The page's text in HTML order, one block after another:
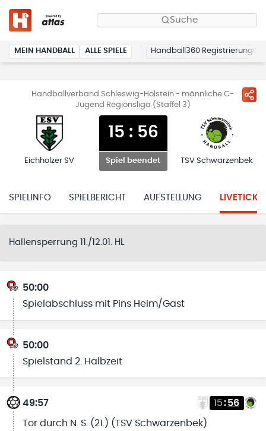
Suche
MEIN HANDBALL ALLE SPIELE Handball360 Registrierung
Handballverband Schleswig-Holstein - männliche C-
Jugend Regionsliga (Staffel 3)
Eichholzer SV
15 : 56
Spiel beendet TSV Schwarzenbek
SPIELINFO SPIELBERICHT AUFSTELLUNG
Hallensperrung 11./12.01. HL
50:00
Spielabschluss mit Pins Heim/Gast
50:00
Spielstand 2. Halbzeit
49:57 15:56
Tor durch N. S. (21.) (TSV Schwarzenbek)